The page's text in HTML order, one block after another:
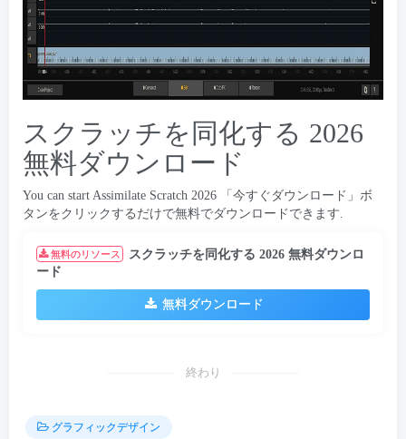
スクラッチを同化する 2026
無料ダウンロード
You can start Assimilate Scratch 2026 「今すぐダウンロード」ボ
タンをクリックするだけで無料でダウンロードできます.
無料のリソース
スクラッチを同化する 2026 無料ダウンロ
ード
無料ダウンロード
終わり
グラフィックデザイン